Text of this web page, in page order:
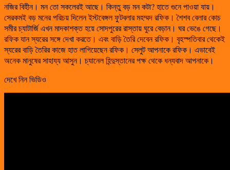
নজির বিহীন। মন তো সকলেরই আছে। কিন্তু বড় মন কটা? হাতে গুনে পাওয়া যায়।
সেরকমই বড় মনের পরিচয় দিলেন ইস্টবেঙ্গল ফুটবলার মহম্মদ রফিক। শৈশব বেলার কোচ
সমীর চ্যাটার্জি এখন মাদকাশক্ত হয়ে সোদপুরের রাস্তায় ঘুরে বেড়ান। ঘর ভেঙে গেছে।
রফিক যান স্যরের সঙ্গে দেখা করতে। এবং বাড়ি তৈরি দেবেন রফিক। বৃহস্পতিবার থেকেই
স্যরের বাড়ি তৈরির কাজে হাত লাগিয়েছেন রফিক। সেলুট আপনাকে রফিক। এভাবেই
অনেক মানুষের সাহায্য আসুন। চ্যানেল হিন্দুস্তানের পক্ষ থেকে ধন্যবাদ আপনাকে।
দেখে নিন ভিডিও